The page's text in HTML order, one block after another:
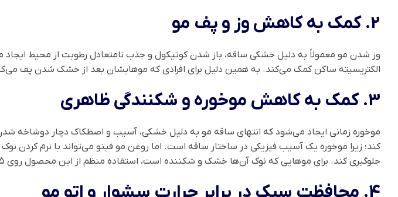
2. کمک به کاهش وز و پف مو
وز شدن مو معمولاً به دلیل خشکی ساقه، باز شدن کوتیکول و جذب نامتعادل رطوبت از محیط
الکتریسیته ساکن کمک می‌کند. به همین دلیل برای افرادی که موهایشان بعد از خشک شدن پف
3. کمک به کاهش موخوره و شکنندگی ظاهری
موخوره زمانی ایجاد می‌شود که انتهای ساقه مو به دلیل خشکی، آسیب و اصطکاک دچار دوشاخه
کند؛ زیرا موخوره یک آسیب فیزیکی در ساختار ساقه است. اما روغن مو فینو می‌تواند با نرم
جلوگیری کند. برای موهایی که نوک آن‌ها خشک و شکننده است، استفاده منظم از این محصول روی 5 تا 10 سانتی‌متر انتهایی مو بسیار مفید است.